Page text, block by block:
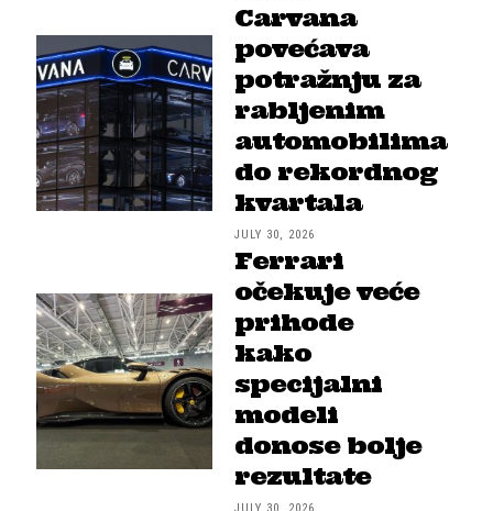
Carvana
povećava
potražnju za
rabljenim
automobilima
do rekordnog
kvartala
JULY 30, 2026
Ferrari
očekuje veće
prihode
kako
specijalni
modeli
donose bolje
rezultate
JULY 30, 2026